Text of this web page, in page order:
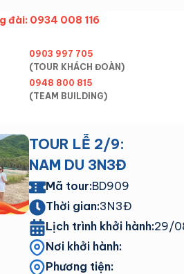
đài: 0934 008 116
0903 997 705
(TOUR KHÁCH ĐOÀN)
0948 800 815
(TEAM BUILDING)
Chí Minh/ TOUR LỄ 2/9:
TOUR LỄ 2/9:
NAM DU 3N3Đ
Mã tour:BD909
Thời gian:3N3Đ
Lịch trình khởi hành:29/
Nơi khởi hành:
Phương tiện: